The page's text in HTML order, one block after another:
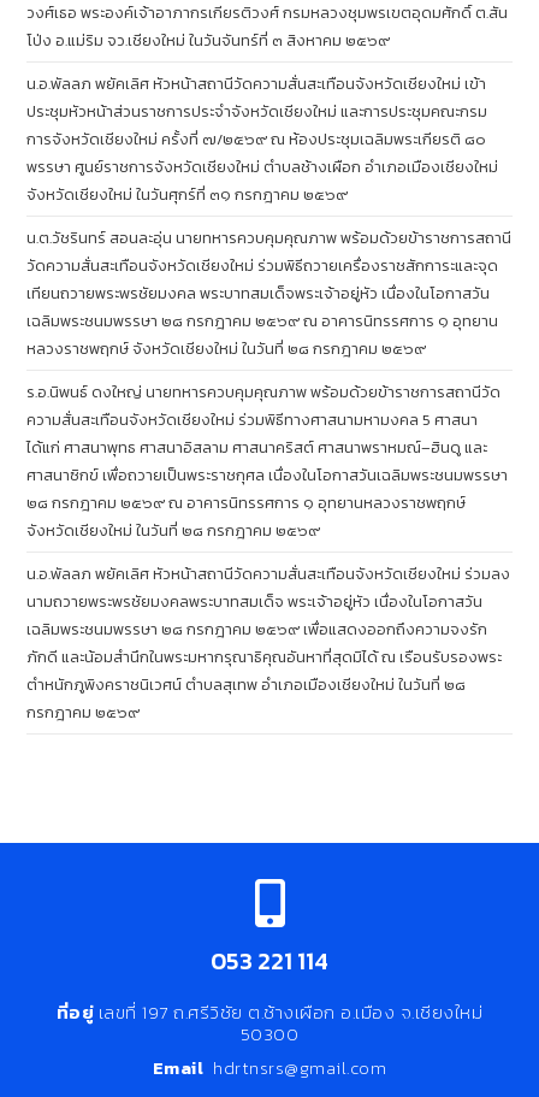
วงศ์เธอ พระองค์เจ้าอาภากรเกียรติวงศ์ กรมหลวงชุมพรเขตอุดมศักดิ์ ต.สัน
โป่ง อ.แม่ริม จว.เชียงใหม่ ในวันจันทร์ที่ ๓ สิงหาคม ๒๕๖๙
น.อ.พัลลภ พยัคเลิศ หัวหน้าสถานีวัดความสั่นสะเทือนจังหวัดเชียงใหม่ เข้า
ประชุมหัวหน้าส่วนราชการประจำจังหวัดเชียงใหม่ และการประชุมคณะกรม
การจังหวัดเชียงใหม่ ครั้งที่ ๗/๒๕๖๙ ณ ห้องประชุมเฉลิมพระเกียรติ ๘๐
พรรษา ศูนย์ราชการจังหวัดเชียงใหม่ ตำบลช้างเผือก อำเภอเมืองเชียงใหม่
จังหวัดเชียงใหม่ ในวันศุกร์ที่ ๓๑ กรกฎาคม ๒๕๖๙
น.ต.วัชรินทร์ สอนละอุ่น นายทหารควบคุมคุณภาพ พร้อมด้วยข้าราชการสถานี
วัดความสั่นสะเทือนจังหวัดเชียงใหม่ ร่วมพิธีถวายเครื่องราชสักการะและจุด
เทียนถวายพระพรชัยมงคล พระบาทสมเด็จพระเจ้าอยู่หัว เนื่องในโอกาสวัน
เฉลิมพระชนมพรรษา ๒๘ กรกฎาคม ๒๕๖๙ ณ อาคารนิทรรศการ ๑ อุทยาน
หลวงราชพฤกษ์ จังหวัดเชียงใหม่ ในวันที่ ๒๘ กรกฎาคม ๒๕๖๙
ร.อ.นิพนธ์ ดงใหญ่ นายทหารควบคุมคุณภาพ พร้อมด้วยข้าราชการสถานีวัด
ความสั่นสะเทือนจังหวัดเชียงใหม่ ร่วมพิธีทางศาสนามหามงคล 5 ศาสนา
ได้แก่ ศาสนาพุทธ ศาสนาอิสลาม ศาสนาคริสต์ ศาสนาพราหมณ์–ฮินดู และ
ศาสนาซิกข์ เพื่อถวายเป็นพระราชกุศล เนื่องในโอกาสวันเฉลิมพระชนมพรรษา
๒๘ กรกฎาคม ๒๕๖๙ ณ อาคารนิทรรศการ ๑ อุทยานหลวงราชพฤกษ์
จังหวัดเชียงใหม่ ในวันที่ ๒๘ กรกฎาคม ๒๕๖๙
น.อ.พัลลภ พยัคเลิศ หัวหน้าสถานีวัดความสั่นสะเทือนจังหวัดเชียงใหม่ ร่วมลง
นามถวายพระพรชัยมงคลพระบาทสมเด็จ พระเจ้าอยู่หัว เนื่องในโอกาสวัน
เฉลิมพระชนมพรรษา ๒๘ กรกฎาคม ๒๕๖๙ เพื่อแสดงออกถึงความจงรัก
ภักดี และน้อมสำนึกในพระมหากรุณาธิคุณอันหาที่สุดมิได้ ณ เรือนรับรองพระ
ตำหนักภูพิงคราชนิเวศน์ ตำบลสุเทพ อำเภอเมืองเชียงใหม่ ในวันที่ ๒๘
กรกฎาคม ๒๕๖๙
053 221 114
ที่อยู่ เลขที่ 197 ถ.ศรีวิชัย ต.ช้างเผือก อ.เมือง จ.เชียงใหม่
50300
Email hdrtnsrs@gmail.com